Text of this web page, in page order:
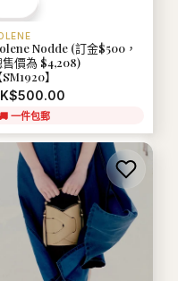
Nodde (訂金$500，
售價為 $4,208)
SM1920】
一件包郵